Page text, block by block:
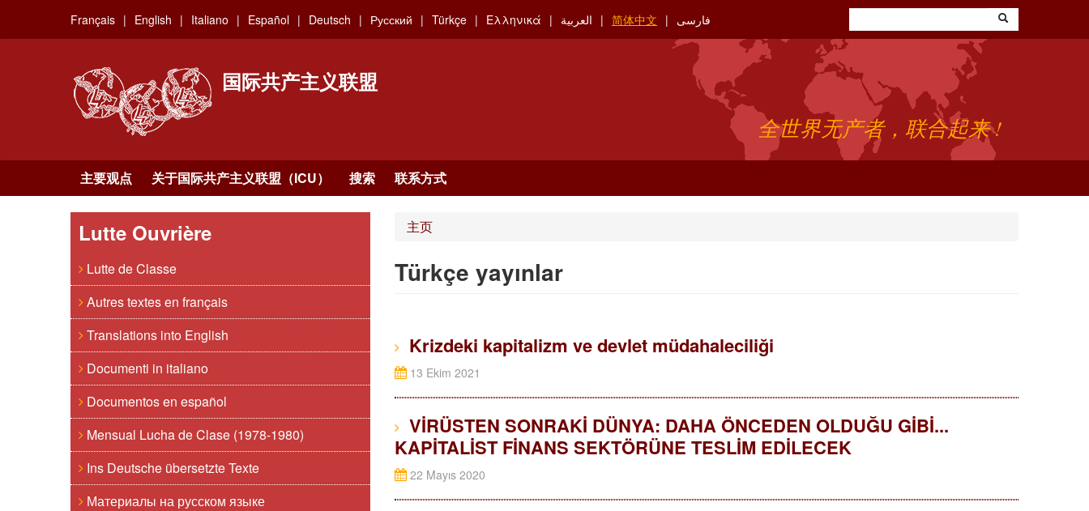
main
Français English Italiano Español Deutsch Русский Türkçe Ελληνικά العربية 简体中文 فارسی
国际共产主义联盟
全世界无产者，联合起来 !
主要观点 关于国际共产主义联盟（ICU） 搜索 联系方式
Lutte Ouvrière
Lutte de Classe
Autres textes en français
Translations into English
Documenti in italiano
Documentos en español
Mensual Lucha de Clase (1978-1980)
Ins Deutsche übersetzte Texte
Материалы на русском языке
主页
Türkçe yayınlar
Krizdeki kapitalizm ve devlet müdahaleciliği
13 Ekim 2021
VİRÜSTEN SONRAKİ DÜNYA: DAHA ÖNCEDEN OLDUĞU GİBİ...
KAPİTALİST FİNANS SEKTÖRÜNE TESLİM EDİLECEK
22 Mayıs 2020